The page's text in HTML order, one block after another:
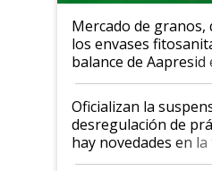
Mercado de granos,
los envases
balance de Aapresid
Oficializan la
desregulación de
hay novedades en la
la hidrovía